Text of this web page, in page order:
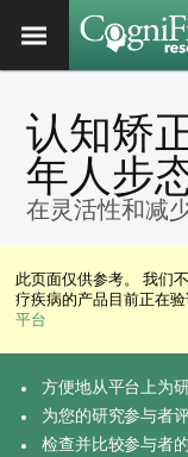
认知矫
年人步
在灵活性和减
此页面仅供参考。 我们
疗疾病的产品目前正在
平台
方便地从平台上为
为您的研究参与者
检查并比较参与者